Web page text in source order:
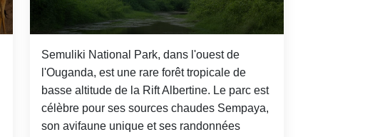
Semuliki National Park, dans l'ouest de
l'Ouganda, est une rare forêt tropicale de
basse altitude de la Rift Albertine. Le parc est
célèbre pour ses sources chaudes Sempaya,
son avifaune unique et ses randonnées